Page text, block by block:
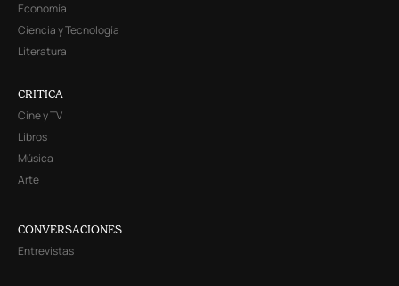
Economía
Ciencia y Tecnología
Literatura
CRITICA
Cine y TV
Libros
Música
Arte
CONVERSACIONES
Entrevistas